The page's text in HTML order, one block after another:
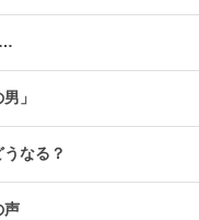
」
なる？
声